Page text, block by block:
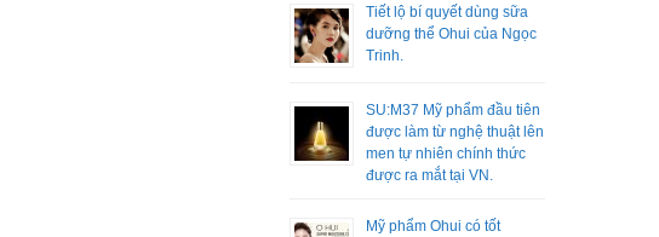
Tiết lộ bí quyết dùng sữa
dưỡng thể Ohui của Ngọc
Trinh.
SU:M37 Mỹ phẩm đầu tiên
được làm từ nghệ thuật lên
men tự nhiên chính thức
được ra mắt tại VN.
Mỹ phẩm Ohui có tốt